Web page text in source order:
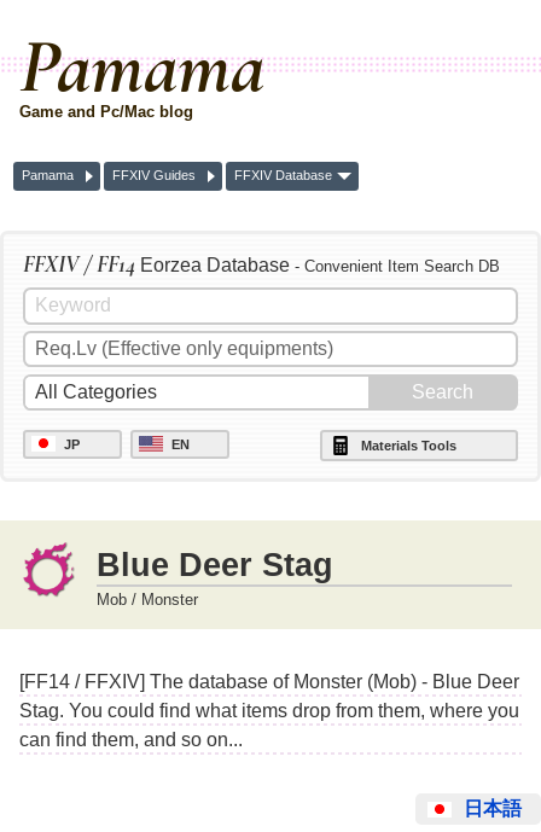
Pamama
Game and Pc/Mac blog
Pamama FFXIV Guides FFXIV Database
FFXIV / FF14 Eorzea Database - Convenient Item Search DB
JP EN Materials Tools
Blue Deer Stag
Mob / Monster
[FF14 / FFXIV] The database of Monster (Mob) - Blue Deer
Stag. You could find what items drop from them, where you
can find them, and so on...
日本語